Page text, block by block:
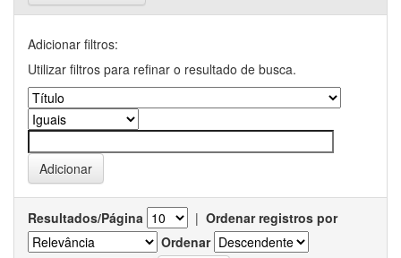
Adicionar filtros:
Utilizar filtros para refinar o resultado de busca.
Resultados/Página | Ordenar registros por
Ordenar